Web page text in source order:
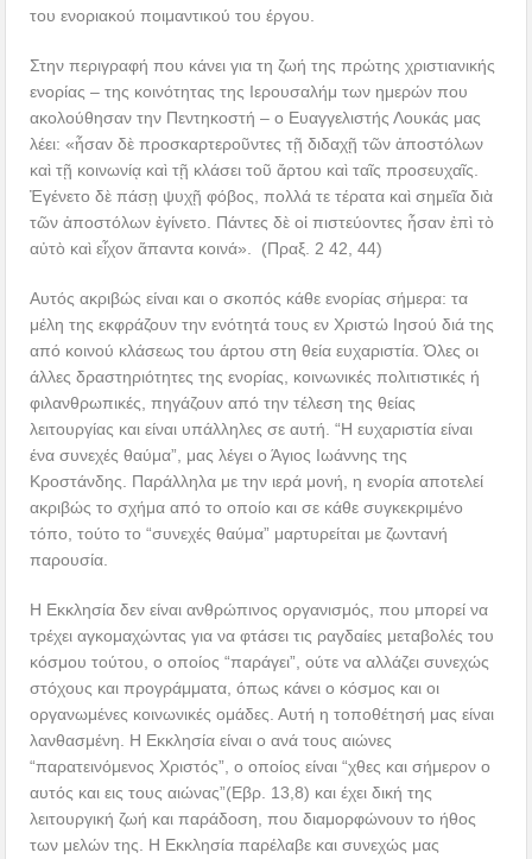
του ενοριακού ποιμαντικού του έργου.
Στην περιγραφή που κάνει για τη ζωή της πρώτης χριστιανικής
ενορίας – της κοινότητας της Ιερουσαλήμ των ημερών που
ακολούθησαν την Πεντηκοστή – ο Ευαγγελιστής Λουκάς μας
λέει: «ἦσαν δὲ προσκαρτεροῦντες τῇ διδαχῇ τῶν ἀποστόλων
καὶ τῇ κοινωνίᾳ καὶ τῇ κλάσει τοῦ ἄρτου καὶ ταῖς προσευχαῖς.
Ἐγένετο δὲ πάσῃ ψυχῇ φόβος, πολλά τε τέρατα καὶ σημεῖα διὰ
τῶν ἀποστόλων ἐγίνετο. Πάντες δὲ οἱ πιστεύοντες ἦσαν ἐπὶ τὸ
αὐτὸ καὶ εἶχον ἅπαντα κοινά». (Πραξ. 2 42, 44)
Αυτός ακριβώς είναι και ο σκοπός κάθε ενορίας σήμερα: τα
μέλη της εκφράζουν την ενότητά τους εν Χριστώ Ιησού διά της
από κοινού κλάσεως του άρτου στη θεία ευχαριστία. Όλες οι
άλλες δραστηριότητες της ενορίας, κοινωνικές πολιτιστικές ή
φιλανθρωπικές, πηγάζουν από την τέλεση της θείας
λειτουργίας και είναι υπάλληλες σε αυτή. “Η ευχαριστία είναι
ένα συνεχές θαύμα”, μας λέγει ο Άγιος Ιωάννης της
Κροστάνδης. Παράλληλα με την ιερά μονή, η ενορία αποτελεί
ακριβώς το σχήμα από το οποίο και σε κάθε συγκεκριμένο
τόπο, τούτο το “συνεχές θαύμα” μαρτυρείται με ζωντανή
παρουσία.
Η Εκκλησία δεν είναι ανθρώπινος οργανισμός, που μπορεί να
τρέχει αγκομαχώντας για να φτάσει τις ραγδαίες μεταβολές του
κόσμου τούτου, ο οποίος “παράγει”, ούτε να αλλάζει συνεχώς
στόχους και προγράμματα, όπως κάνει ο κόσμος και οι
οργανωμένες κοινωνικές ομάδες. Αυτή η τοποθέτησή μας είναι
λανθασμένη. Η Εκκλησία είναι ο ανά τους αιώνες
“παρατεινόμενος Χριστός”, ο οποίος είναι “χθες και σήμερον ο
αυτός και εις τους αιώνας”(Εβρ. 13,8) και έχει δική της
λειτουργική ζωή και παράδοση, που διαμορφώνουν το ήθος
των μελών της. Η Εκκλησία παρέλαβε και συνεχώς μας